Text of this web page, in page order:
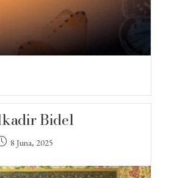
Bidel
8 Juna, 2025